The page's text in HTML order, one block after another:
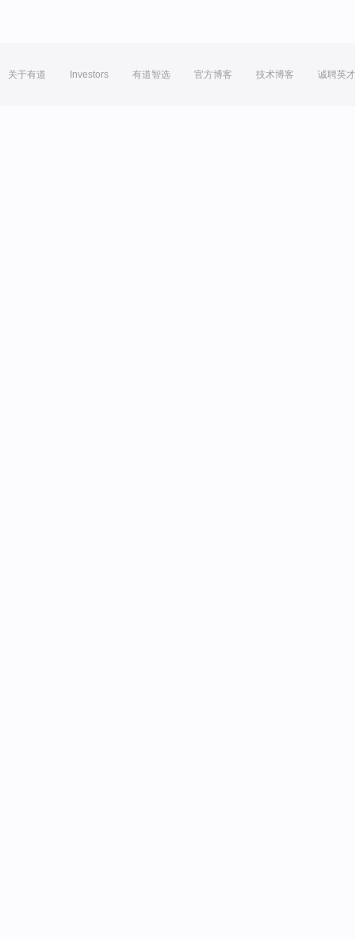
关于有道 Investors 有道智选 官方博客 技术博客 诚聘英才